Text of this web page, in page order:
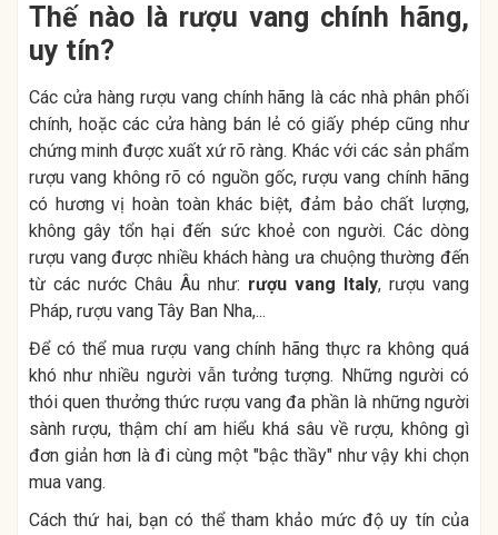
Thế nào là rượu vang chính hãng,
uy tín?
Các cửa hàng rượu vang chính hãng là các nhà phân phối
chính, hoặc các cửa hàng bán lẻ có giấy phép cũng như
chứng minh được xuất xứ rõ ràng. Khác với các sản phẩm
rượu vang không rõ có nguồn gốc, rượu vang chính hãng
có hương vị hoàn toàn khác biệt, đảm bảo chất lượng,
không gây tổn hại đến sức khoẻ con người. Các dòng
rượu vang được nhiều khách hàng ưa chuộng thường đến
từ các nước Châu Âu như: rượu vang Italy, rượu vang
Pháp, rượu vang Tây Ban Nha,...
Để có thể mua rượu vang chính hãng thực ra không quá
khó như nhiều người vẫn tưởng tượng. Những người có
thói quen thưởng thức rượu vang đa phần là những người
sành rượu, thậm chí am hiểu khá sâu về rượu, không gì
đơn giản hơn là đi cùng một "bậc thầy" như vậy khi chọn
mua vang.
Cách thứ hai, bạn có thể tham khảo mức độ uy tín của